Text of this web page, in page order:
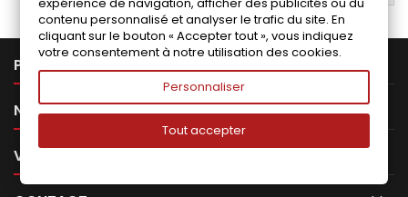
PRODUITS
NOTRE SOCIÉTÉ 
VOTRE COMPTE 
contenu personnalisé et analyser le trafic du site. En
cliquant sur le bouton « Accepter tout », vous indiquez
votre consentement à notre utilisation des cookies.
Personnaliser
Tout accepter